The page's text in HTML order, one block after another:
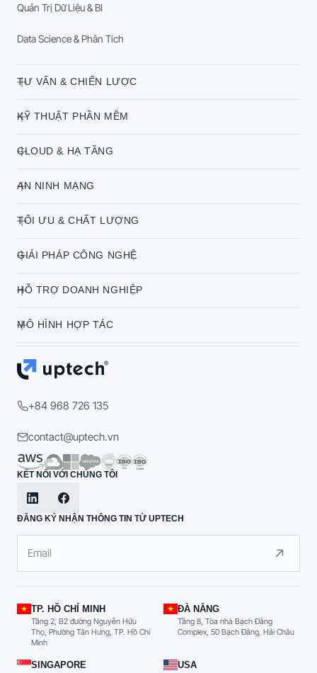
Quản Trị Dữ Liệu & BI
Data Science & Phân Tích
TƯ VẤN & CHIẾN LƯỢC
KỸ THUẬT PHẦN MỀM
CLOUD & HẠ TẦNG
AN NINH MẠNG
TỐI ƯU & CHẤT LƯỢNG
GIẢI PHÁP CÔNG NGHỆ
HỖ TRỢ DOANH NGHIỆP
MÔ HÌNH HỢP TÁC
+84 968 726 135
contact@uptech.vn
KẾT NỐI VỚI CHÚNG TÔI
ĐĂNG KÝ NHẬN THÔNG TIN TỪ UPTECH
TP. HỒ CHÍ MINH
Tầng 2, B2 đường Nguyễn Hữu
Thọ, Phường Tân Hưng, TP. Hồ Chí
Minh
ĐÀ NẴNG
Tầng 8, Tòa nhà Bạch Đằng
Complex, 50 Bạch Đằng, Hải Châu
SINGAPORE USA